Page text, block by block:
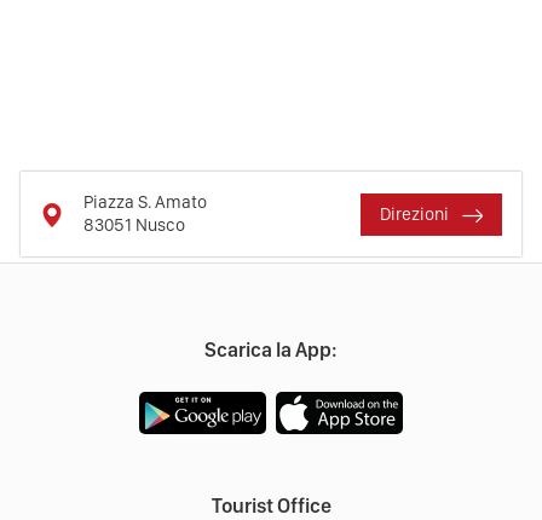
Piazza S. Amato
83051 Nusco
Direzioni
Scarica la App:
Tourist Office